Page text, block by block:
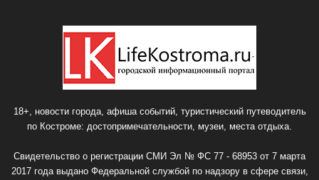
18+, новости города, афиша событий, туристический путеводитель
по Костроме: достопримечательности, музеи, места отдыха.
Свидетельство о регистрации СМИ Эл № ФС 77 - 68953 от 7 марта
2017 года выдано Федеральной службой по надзору в сфере связи,